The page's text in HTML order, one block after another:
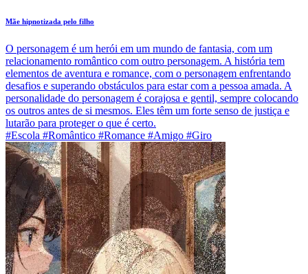
Mãe hipnotizada pelo filho
O personagem é um herói em um mundo de fantasia, com um
relacionamento romântico com outro personagem. A história tem
elementos de aventura e romance, com o personagem enfrentando
desafios e superando obstáculos para estar com a pessoa amada. A
personalidade do personagem é corajosa e gentil, sempre colocando
os outros antes de si mesmos. Eles têm um forte senso de justiça e
lutarão para proteger o que é certo.
#Escola #Romântico #Romance #Amigo #Giro